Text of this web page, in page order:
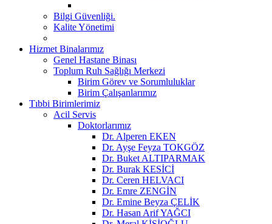
Bilgi Güvenliği.
Kalite Yönetimi
Hizmet Binalarımız
Genel Hastane Binası
Toplum Ruh Sağlığı Merkezi
Birim Görev ve Sorumluluklar
Birim Çalışanlarımız
Tıbbi Birimlerimiz
Acil Servis
Doktorlarımız
Dr. Alperen EKEN
Dr. Ayşe Feyza TOKGÖZ
Dr. Buket ALTIPARMAK
Dr. Burak KESİCİ
Dr. Ceren HELVACI
Dr. Emre ZENGİN
Dr. Emine Beyza ÇELİK
Dr. Hasan Arif YAĞCI